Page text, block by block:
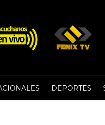
DEPORTES